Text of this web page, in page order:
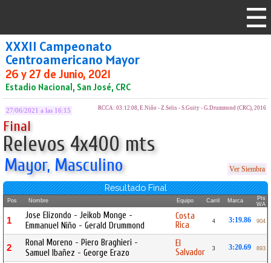
XXXII Campeonato
Centroamericano Mayor
26 y 27 de Junio, 2021
Estadio Nacional, San José, CRC
27/06/2021 a las 16:15 RCCA: 03:12.08, E.Niño - Z.Selis - S.Guity - G.Drummond (CRC), 2016
Final
Relevos 4x400 mts
Mayor, Masculino Ver Siembra
Resultado Final
Pos Nombre Equipo Carril Marca
Pts
WA
1
Jose Elizondo - Jeikob Monge -
Emmanuel Niño - Gerald Drummond
Costa
Rica
4 3:19.86 904
2
Ronal Moreno - Piero Braghieri -
Samuel Ibañez - George Erazo
El
Salvador
3 3:20.69 893